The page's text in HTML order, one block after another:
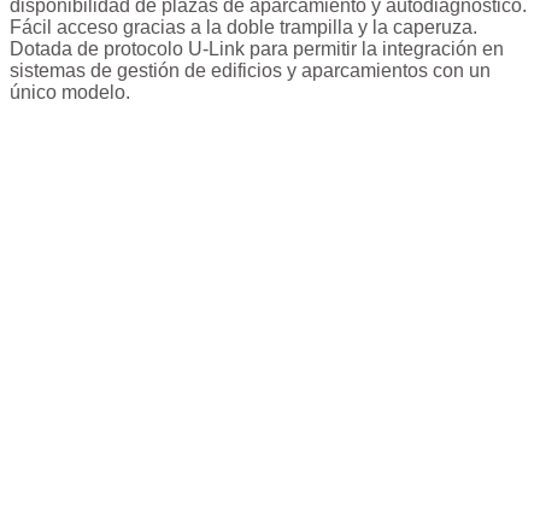
disponibilidad de plazas de aparcamiento y autodiagnóstico.
Fácil acceso gracias a la doble trampilla y la caperuza.
Dotada de protocolo U-Link para permitir la integración en
sistemas de gestión de edificios y aparcamientos con un
único modelo.